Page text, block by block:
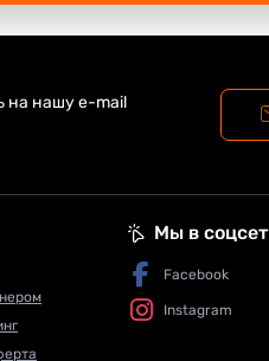
на нашу e-mail
Мы в
Facebook
Instagram